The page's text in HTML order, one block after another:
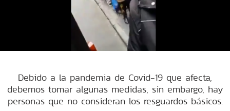
Debido a la pandemia de Covid-19 que afecta,
debemos tomar algunas medidas, sin embargo, hay
personas que no consideran los resguardos básicos.